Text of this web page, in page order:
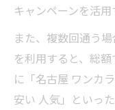
キャンペーンを活用
また、複数回通う
を利用すると、総
に「名古屋 ワンカ
安い 人気」といっ